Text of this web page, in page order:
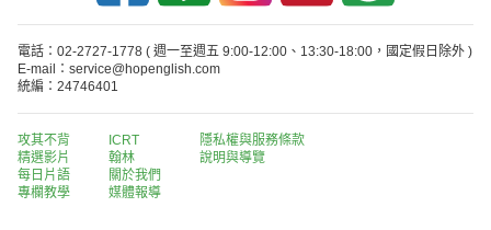
電話：02-2727-1778 ( 週一至週五 9:00-12:00、13:30-18:00，國定假日除外 )
E-mail：service@hopenglish.com
統編：24746401
攻其不背
精選影片
每日片語
專欄教學
ICRT
翰林
關於我們
媒體報導
隱私權與服務條款
說明與導覽